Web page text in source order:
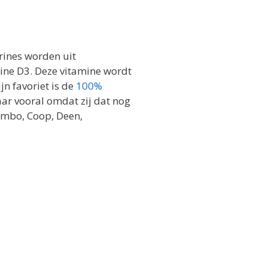
worden uit
D3. Deze vitamine wordt
favoriet is de 100%
vooral omdat zij dat nog
Coop, Deen,